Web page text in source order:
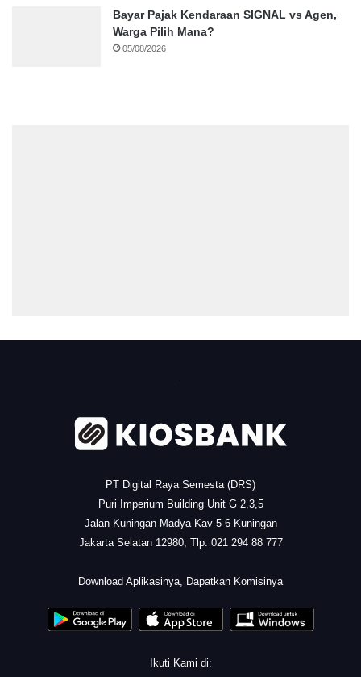
Bayar Pajak Kendaraan SIGNAL vs Agen,
Warga Pilih Mana?
05/08/2026
PT Digital Raya Semesta (DRS)
Puri Imperium Building Unit G 2,3,5
Jalan Kuningan Madya Kav 5-6 Kuningan
Jakarta Selatan 12980, Tlp. 021 294 88 777
Download Aplikasinya, Dapatkan Komisinya
Ikuti Kami di: